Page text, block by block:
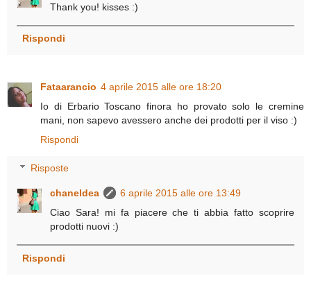
Thank you! kisses :)
Rispondi
Fataarancio 4 aprile 2015 alle ore 18:20
Io di Erbario Toscano finora ho provato solo le cremine
mani, non sapevo avessero anche dei prodotti per il viso :)
Rispondi
Risposte
chaneldea
6 aprile 2015 alle ore 13:49
Ciao Sara! mi fa piacere che ti abbia fatto scoprire
prodotti nuovi :)
Rispondi